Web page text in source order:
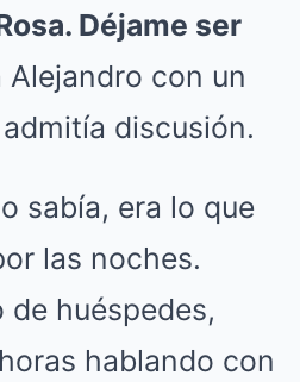
Déjame ser
Alejandro con un
discusión.
sabía, era lo que
las noches.
de huéspedes,
hablando con